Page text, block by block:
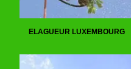
ELAGUEUR LUXEMBOURG